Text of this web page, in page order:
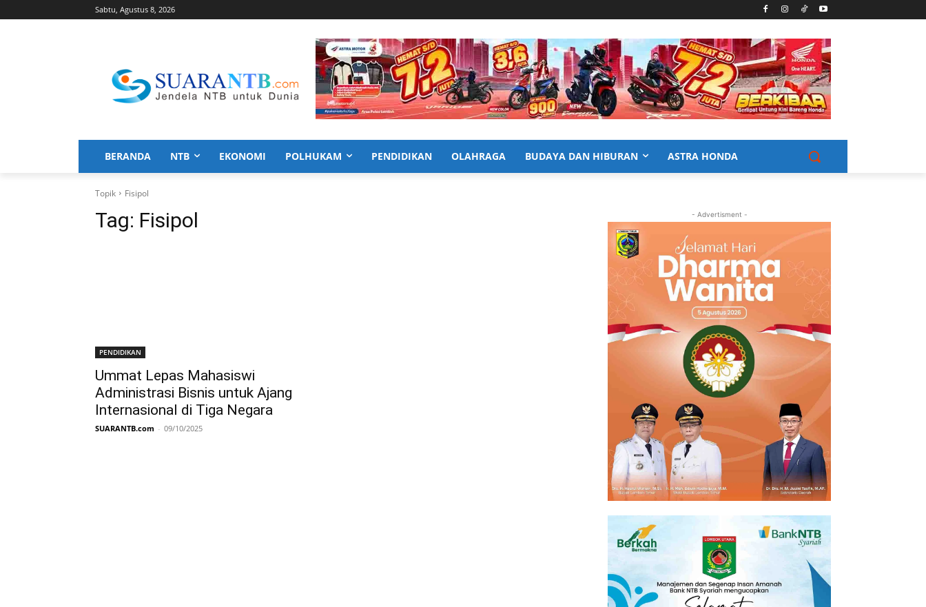
Sabtu, Agustus 8, 2026
BERANDA NTB EKONOMI POLHUKAM PENDIDIKAN OLAHRAGA BUDAYA DAN HIBURAN ASTRA HONDA
Topik Fisipol
Tag: Fisipol
PENDIDIKAN
Ummat Lepas Mahasiswi
Administrasi Bisnis untuk Ajang
Internasional di Tiga Negara
SUARANTB.com - 09/10/2025
- Advertisment -